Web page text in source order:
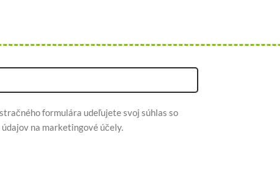
formulára udeľujete svoj súhlas so
na marketingové účely.